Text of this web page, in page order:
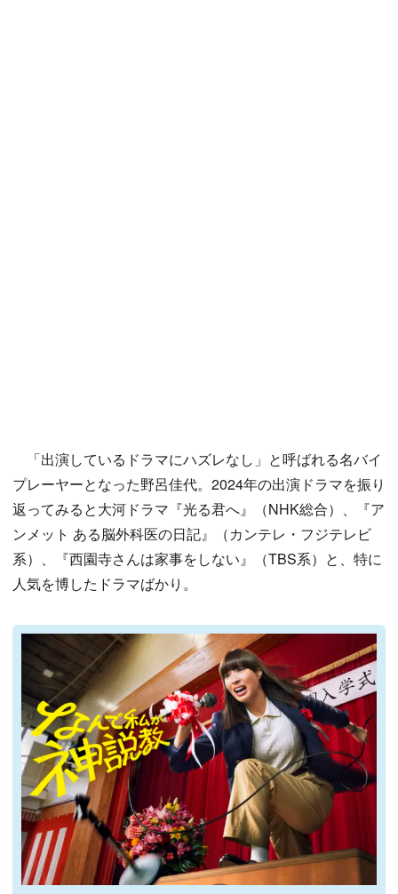
「出演しているドラマにハズレなし」と呼ばれる名バイ
プレーヤーとなった野呂佳代。2024年の出演ドラマを振り
返ってみると大河ドラマ『光る君へ』（NHK総合）、『ア
ンメット ある脳外科医の日記』（カンテレ・フジテレビ
系）、『西園寺さんは家事をしない』（TBS系）と、特に
人気を博したドラマばかり。